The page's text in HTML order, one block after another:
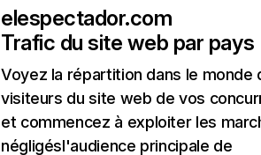
elespectador.com
Trafic du site web par pays
Voyez la répartition dans le monde
visiteurs du site web de vos
et commencez à exploiter les
négligésl'audience principale de